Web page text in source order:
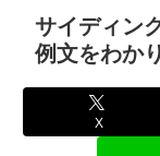
サイディン
例文をわか
X